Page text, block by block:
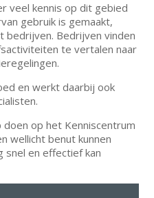
veel kennis op dit gebied
gebruik is gemaakt,
bedrijven. Bedrijven vinden
te vertalen naar
en werkt daarbij ook
op het Kenniscentrum
wellicht benut kunnen
snel en effectief kan